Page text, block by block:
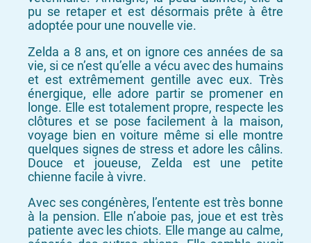
pu se retaper et est désormais prête à être
adoptée pour une nouvelle vie.
Zelda a 8 ans, et on ignore ces années de sa
vie, si ce n’est qu’elle a vécu avec des humains
et est extrêmement gentille avec eux. Très
énergique, elle adore partir se promener en
longe. Elle est totalement propre, respecte les
clôtures et se pose facilement à la maison,
voyage bien en voiture même si elle montre
quelques signes de stress et adore les câlins.
Douce et joueuse, Zelda est une petite
chienne facile à vivre.
Avec ses congénères, l’entente est très bonne
à la pension. Elle n’aboie pas, joue et est très
patiente avec les chiots. Elle mange au calme,